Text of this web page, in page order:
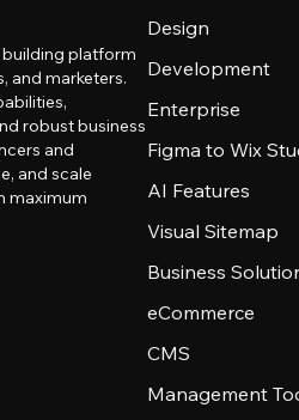
building platform
and marketers.
robust business
and
and scale
maximum
Design
Development
Enterprise
Figma to Wix
AI Features
Visual Sitemap
Business
eCommerce
CMS
Management